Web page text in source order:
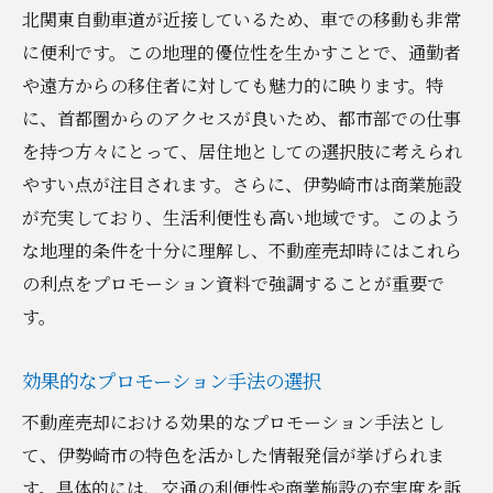
交通インフラの発展による将来性の訴求
郊外エリアの交通利便性を強調
交通情報の提供で買い手の関心を引く
商業施設の充実度を活かした伊勢崎市不動産売
却の魅力的な提案
商業施設周辺の物件価値を強調
買い物利便性を売却の強みとして打ち出す
ショッピングエリアのアクセス情報の提供
商業施設の集客力と市場動向を分析
商業エリアの発展がもたらす利益の説明
地元のイベント参加で築く信頼感が伊勢崎市不
北関東自動車道が近接しているため、車での移動も非常
に便利です。この地理的優位性を生かすことで、通勤者
や遠方からの移住者に対しても魅力的に映ります。特
に、首都圏からのアクセスが良いため、都市部での仕事
を持つ方々にとって、居住地としての選択肢に考えられ
やすい点が注目されます。さらに、伊勢崎市は商業施設
が充実しており、生活利便性も高い地域です。このよう
な地理的条件を十分に理解し、不動産売却時にはこれら
の利点をプロモーション資料で強調することが重要で
す。
効果的なプロモーション手法の選択
不動産売却における効果的なプロモーション手法とし
て、伊勢崎市の特色を活かした情報発信が挙げられま
す。具体的には、交通の利便性や商業施設の充実度を訴